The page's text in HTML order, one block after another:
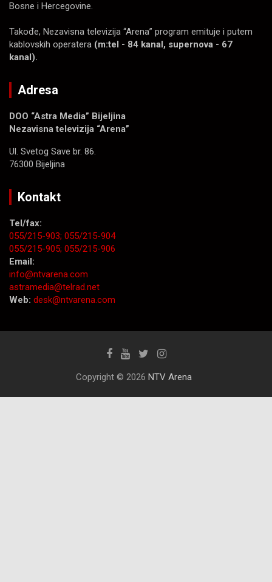
Bosne i Hercegovine.
Takođe, Nezavisna televizija “Arena” program emituje i putem
kablovskih operatera (m:tel - 84 kanal, supernova - 67
kanal).
Adresa
DOO “Astra Media” Bijeljina
Nezavisna televizija “Arena”
Ul. Svetog Save br. 86.
76300 Bijeljina
Kontakt
Tel/fax:
055/215-903; 055/215-904
055/215-905; 055/215-906
Email:
info@ntvarena.com
astramedia@telrad.net
Web: desk@ntvarena.com
Copyright © 2026 NTV Arena